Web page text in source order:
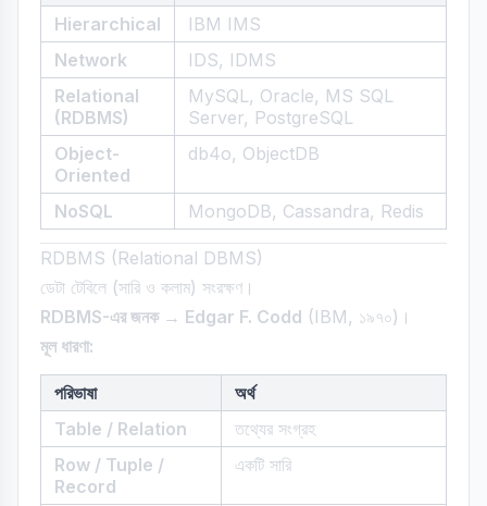
Hierarchical
IBM IMS
Network
IDS, IDMS
Relational
(RDBMS)
MySQL, Oracle, MS SQL
Server, PostgreSQL
Object-
Oriented
db4o, ObjectDB
NoSQL MongoDB, Cassandra, Redis
RDBMS (Relational DBMS)
ডেটা টেবিলে (সারি ও কলাম) সংরক্ষণ।
RDBMS-এর জনক → Edgar F. Codd (IBM, ১৯৭০)।
মূল ধারণা:
পরিভাষা
অর্থ
Table / Relation
তথ্যের সংগ্রহ
Row / Tuple /
Record
একটি সারি